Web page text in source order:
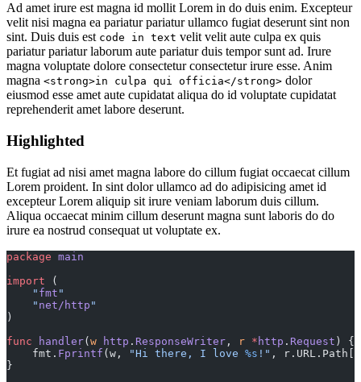
Ad amet irure est magna id mollit Lorem in do duis enim. Excepteur
velit nisi magna ea pariatur pariatur ullamco fugiat deserunt sint non
sint. Duis duis est code in text velit velit aute culpa ex quis
pariatur pariatur laborum aute pariatur duis tempor sunt ad. Irure
magna voluptate dolore consectetur consectetur irure esse. Anim
magna <strong>in culpa qui officia</strong> dolor
eiusmod esse amet aute cupidatat aliqua do id voluptate cupidatat
reprehenderit amet labore deserunt.
Highlighted
Et fugiat ad nisi amet magna labore do cillum fugiat occaecat cillum
Lorem proident. In sint dolor ullamco ad do adipisicing amet id
excepteur Lorem aliquip sit irure veniam laborum duis cillum.
Aliqua occaecat minim cillum deserunt magna sunt laboris do do
irure ea nostrud consequat ut voluptate ex.
package main
import (
    "
fmt "
    "
net/http "
)
func handler( w http . ResponseWriter , r * http . Request ) {
    fmt.
Fprintf (w, "Hi there, I love %s !" , r.URL.Path[
}